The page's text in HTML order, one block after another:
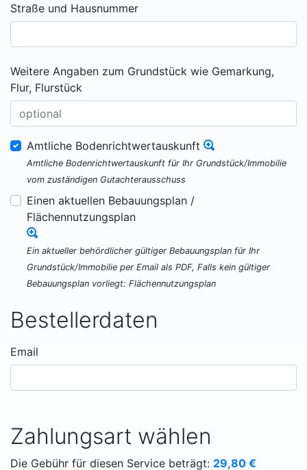
Straße und Hausnummer
Weitere Angaben zum Grundstück wie Gemarkung,
Flur, Flurstück
Amtliche Bodenrichtwertauskunft
Amtliche Bodenrichtwertauskunft für Ihr Grundstück/Immobilie
vom zuständigen Gutachterausschuss
Einen aktuellen Bebauungsplan /
Flächennutzungsplan
Ein aktueller behördlicher gültiger Bebauungsplan für Ihr
Grundstück/Immobilie per Email als PDF, Falls kein gültiger
Bebauungsplan vorliegt: Flächennutzungsplan
Bestellerdaten
Email
Zahlungsart wählen
Die Gebühr für diesen Service beträgt: 29,80 €